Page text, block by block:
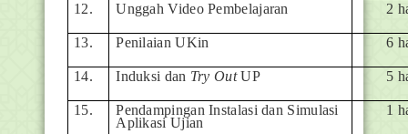
12. Unggah Video Pembelajaran 2
13. Penilaian UKin 6
14. Induksi dan Try OutUP 5
15.
Pendampingan Instalasi dan Simulasi
Aplikasi Ujian
1